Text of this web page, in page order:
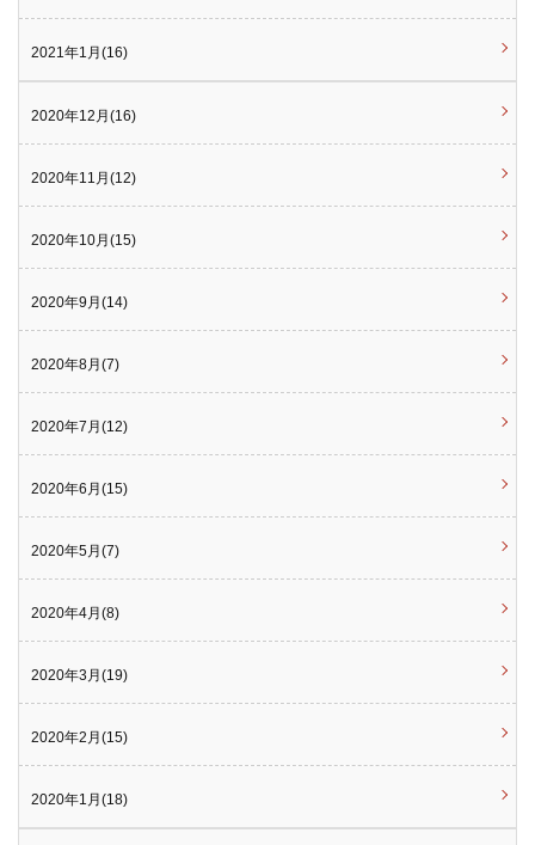
2021年1月(16)
2020年12月(16)
2020年11月(12)
2020年10月(15)
2020年9月(14)
2020年8月(7)
2020年7月(12)
2020年6月(15)
2020年5月(7)
2020年4月(8)
2020年3月(19)
2020年2月(15)
2020年1月(18)